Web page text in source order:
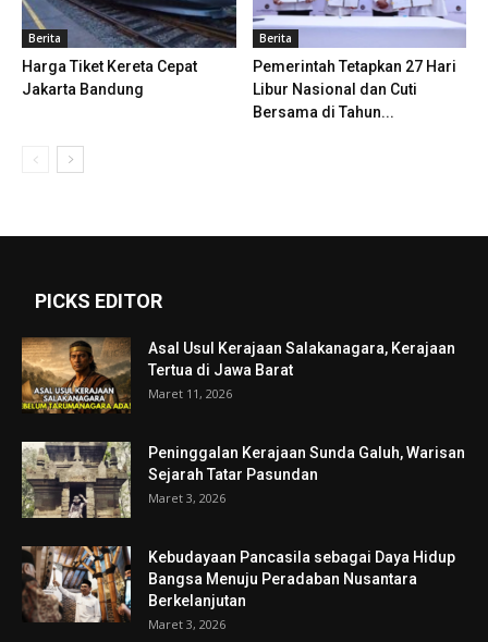
Berita
Harga Tiket Kereta Cepat
Jakarta Bandung
Berita
Pemerintah Tetapkan 27 Hari
Libur Nasional dan Cuti
Bersama di Tahun...
PICKS EDITOR
Asal Usul Kerajaan Salakanagara, Kerajaan
Tertua di Jawa Barat
Maret 11, 2026
Peninggalan Kerajaan Sunda Galuh, Warisan
Sejarah Tatar Pasundan
Maret 3, 2026
Kebudayaan Pancasila sebagai Daya Hidup
Bangsa Menuju Peradaban Nusantara
Berkelanjutan
Maret 3, 2026